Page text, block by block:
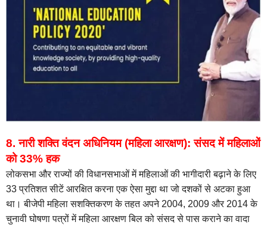
8. नारी शक्ति वंदन अधिनियम (महिला आरक्षण): संसद में महिलाओं
को 33% हक
लोकसभा और राज्यों की विधानसभाओं में महिलाओं की भागीदारी बढ़ाने के लिए
33 प्रतिशत सीटें आरक्षित करना एक ऐसा मुद्दा था जो दशकों से अटका हुआ
था। बीजेपी महिला सशक्तिकरण के तहत अपने 2004, 2009 और 2014 के
चुनावी घोषणा पत्रों में महिला आरक्षण बिल को संसद से पास कराने का वादा